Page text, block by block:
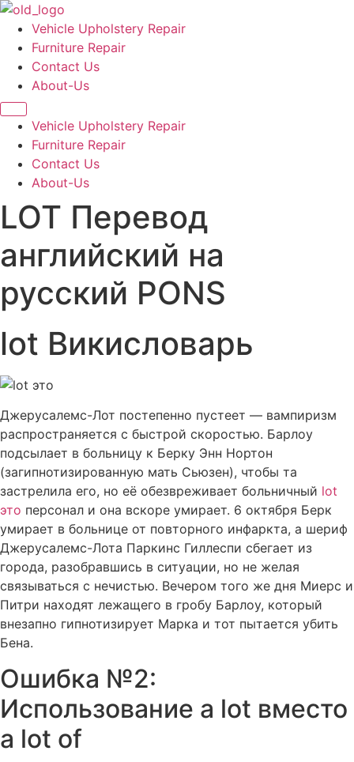
Vehicle Upholstery Repair
Furniture Repair
Contact Us
About-Us
Vehicle Upholstery Repair
Furniture Repair
Contact Us
About-Us
LOT Перевод
английский на
русский PONS
lot Викисловарь
Джерусалемс-Лот постепенно пустеет — вампиризм
распространяется с быстрой скоростью. Барлоу
подсылает в больницу к Берку Энн Нортон
(загипнотизированную мать Сьюзен), чтобы та
застрелила его, но её обезвреживает больничный lot
это персонал и она вскоре умирает. 6 октября Берк
умирает в больнице от повторного инфаркта, а шериф
Джерусалемс-Лота Паркинс Гиллеспи сбегает из
города, разобравшись в ситуации, но не желая
связываться с нечистью. Вечером того же дня Миерс и
Питри находят лежащего в гробу Барлоу, который
внезапно гипнотизирует Марка и тот пытается убить
Бена.
Ошибка №2:
Использование a lot вместо
a lot of